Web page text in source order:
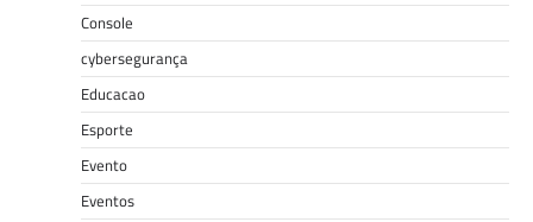
Console
cybersegurança
Educacao
Esporte
Evento
Eventos